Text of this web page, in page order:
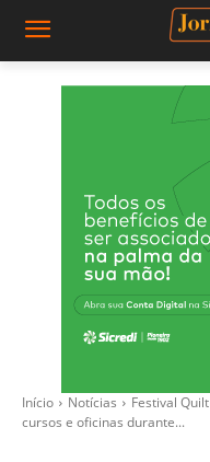
Início Notícias
Festival
cursos e oficinas durante...